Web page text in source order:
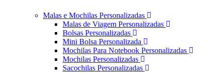
Malas e Mochilas Personalizadas
Malas de Viagem Personalizadas
Bolsas Personalizadas
Mini Bolsa Personalizada
Mochilas Para Notebook Personalizadas
Mochilas Personalizadas
Sacochilas Personalizadas